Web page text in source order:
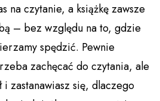
na czytanie, a książkę zawsze
– bez względu na to, gdzie
spędzić. Pewnie
zachęcać do czytania, ale
i zastanawiasz się, dlaczego